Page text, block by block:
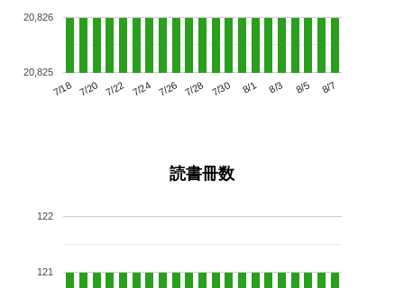
7/18 7/20 7/22 7/24 7/26 7/28 7/30 8/1 8/3 8/5 8/7
20,825
20,826
読書冊数
121
122